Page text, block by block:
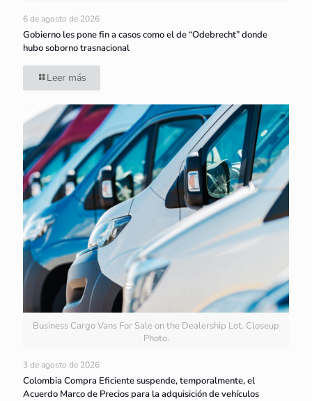
6 de agosto de 2026
Gobierno les pone fin a casos como el de “Odebrecht” donde
hubo soborno trasnacional
Leer más
Business Cargo Vans For Sale on the Dealership Lot. Closeup
Photo.
3 de agosto de 2026
Colombia Compra Eficiente suspende, temporalmente, el
Acuerdo Marco de Precios para la adquisición de vehículos